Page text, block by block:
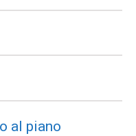
al piano